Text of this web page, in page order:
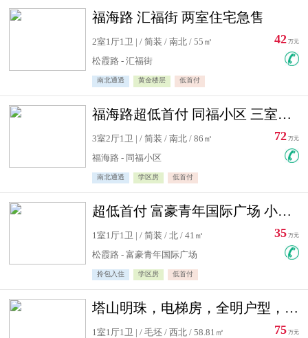
福海路 汇福街 两室住宅急售
2室1厅1卫 | / 简装 / 南北 / 55㎡
松霞路 - 汇福街
南北通透 黄金楼层 低首付
42 万元
福海路超低首付 同福小区 三室住宅急售
3室2厅1卫 | / 简装 / 南北 / 86㎡
福海路 - 同福小区
南北通透 学区房 低首付
72 万元
超低首付 富豪青年国际广场 小高层住宅急售
1室1厅1卫 | / 简装 / 北 / 41㎡
松霞路 - 富豪青年国际广场
拎包入住 学区房 低首付
35 万元
塔山明珠，电梯房，全明户型，视野好，毛坯房，看房有钥匙
1室1厅1卫 | / 毛坯 / 西北 / 58.81㎡
75 万元